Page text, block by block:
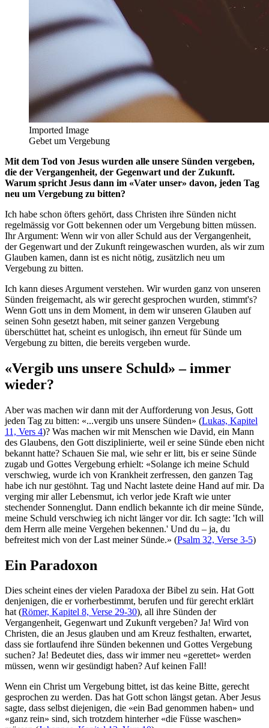
Imported Image
Gebet um Vergebung
Mit dem Tod von Jesus wurden alle unsere Sünden vergeben,
die der Vergangenheit, der Gegenwart und der Zukunft.
Warum spricht Jesus dann im «Vater unser» davon, jeden Tag
neu um Vergebung zu bitten?
Ich habe schon öfters gehört, dass Christen ihre Sünden nicht
regelmässig vor Gott bekennen oder um Vergebung bitten müssen.
Ihr Argument: Wenn wir von aller Schuld aus der Vergangenheit,
der Gegenwart und der Zukunft reingewaschen wurden, als wir zum
Glauben kamen, dann ist es nicht nötig, zusätzlich neu um
Vergebung zu bitten.
Ich kann dieses Argument verstehen. Wir wurden ganz von unseren
Sünden freigemacht, als wir gerecht gesprochen wurden, stimmt's?
Wenn Gott uns in dem Moment, in dem wir unseren Glauben auf
seinen Sohn gesetzt haben, mit seiner ganzen Vergebung
überschüttet hat, scheint es unlogisch, ihn erneut für Sünde um
Vergebung zu bitten, die bereits vergeben wurde.
«Vergib uns unsere Schuld» – immer
wieder?
Aber was machen wir dann mit der Aufforderung von Jesus, Gott
jeden Tag zu bitten: «...vergib uns unsere Sünden» (Lukas, Kapitel
11, Vers 4)? Was machen wir mit Menschen wie David, ein Mann
des Glaubens, den Gott disziplinierte, weil er seine Sünde eben nicht
bekannt hatte? Schauen Sie mal, wie sehr er litt, bis er seine Sünde
zugab und Gottes Vergebung erhielt: «Solange ich meine Schuld
verschwieg, wurde ich von Krankheit zerfressen, den ganzen Tag
habe ich nur gestöhnt. Tag und Nacht lastete deine Hand auf mir. Da
verging mir aller Lebensmut, ich verlor jede Kraft wie unter
stechender Sonnenglut. Dann endlich bekannte ich dir meine Sünde,
meine Schuld verschwieg ich nicht länger vor dir. Ich sagte: 'Ich will
dem Herrn alle meine Vergehen bekennen.' Und du – ja, du
befreitest mich von der Last meiner Sünde.» (Psalm 32, Verse 3-5)
Ein Paradoxon
Dies scheint eines der vielen Paradoxa der Bibel zu sein. Hat Gott
denjenigen, die er vorherbestimmt, berufen und für gerecht erklärt
hat (Römer, Kapitel 8, Verse 29-30), all ihre Sünden der
Vergangenheit, Gegenwart und Zukunft vergeben? Ja! Wird von
Christen, die an Jesus glauben und am Kreuz festhalten, erwartet,
dass sie fortlaufend ihre Sünden bekennen und Gottes Vergebung
suchen? Ja! Bedeutet dies, dass wir immer neu «gerettet» werden
müssen, wenn wir gesündigt haben? Auf keinen Fall!
Wenn ein Christ um Vergebung bittet, ist das keine Bitte, gerecht
gesprochen zu werden. Das hat Gott schon längst getan. Aber Jesus
sagte, dass selbst diejenigen, die «ein Bad genommen haben» und
«ganz rein» sind, sich trotzdem hinterher «die Füsse waschen»